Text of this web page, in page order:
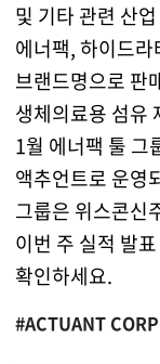
및 기타 관련 산
에너팩, 하이드
브랜드명으로 판
생체의료용 섬유
1월 에너팩 툴 그
액추언트로 운영
그룹은 위스콘신
이번 주 실적 발
확인하세요.
#ACTUANT CORP